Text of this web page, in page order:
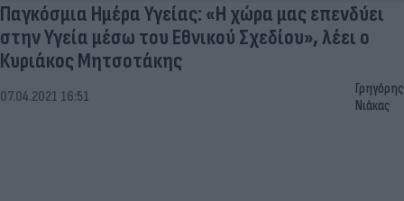
Παγκόσμια Ημέρα Υγείας: «Η χώρα μας επενδύει
στην Υγεία μέσω του Εθνικού Σχεδίου», λέει ο
Κυριάκος Μητσοτάκης
07.04.2021 16:51
Γρηγόρης
Νιάκας